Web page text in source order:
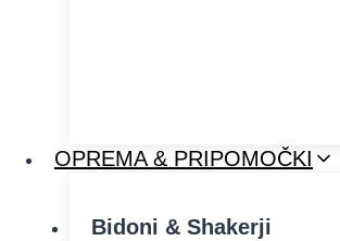
OPREMA & PRIPOMOČKI
Bidoni & Shakerji